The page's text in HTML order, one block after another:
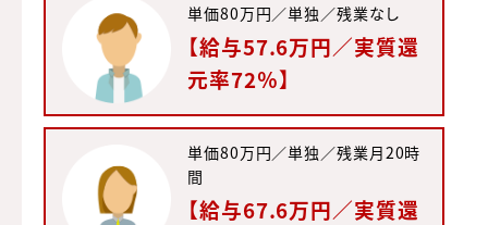
単価80万円／単独／残業なし
【給与57.6万円／実質還
元率72％】
単価80万円／単独／残業月20時
間
【給与67.6万円／実質還